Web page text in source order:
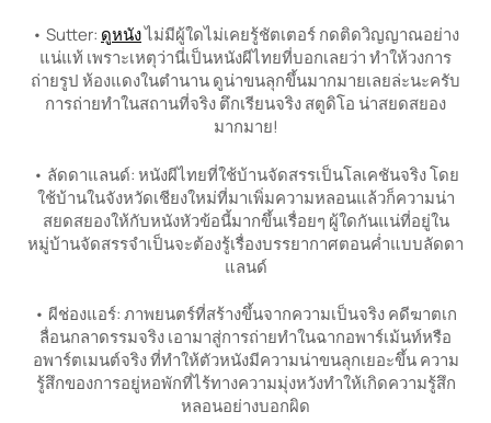
• Sutter: ดูหนังไม่มีผู้ใดไม่เคยรู้ชัตเตอร์ กดติดวิญญาณอย่าง
แน่แท้ เพราะเหตุว่านี่เป็นหนังผีไทยที่บอกเลยว่า ทำให้วงการ
ถ่ายรูป ห้องแดงในตำนาน ดูน่าขนลุกขึ้นมากมายเลยล่ะนะครับ
การถ่ายทำในสถานที่จริง ตึกเรียนจริง สตูดิโอ น่าสยดสยอง
มากมาย!
• ลัดดาแลนด์: หนังผีไทยที่ใช้บ้านจัดสรรเป็นโลเคชันจริง โดย
ใช้บ้านในจังหวัดเชียงใหม่ที่มาเพิ่มความหลอนแล้วก็ความน่า
สยดสยองให้กับหนังหัวข้อนี้มากขึ้นเรื่อยๆ ผู้ใดกันแน่ที่อยู่ใน
หมู่บ้านจัดสรรจำเป็นจะต้องรู้เรื่องบรรยากาศตอนค่ำแบบลัดดา
แลนด์
• ผีช่องแอร์: ภาพยนตร์ที่สร้างขึ้นจากความเป็นจริง คดีฆาตเก
ลื่อนกลาดรรมจริง เอามาสู่การถ่ายทำในฉากอพาร์เม้นท์หรือ
อพาร์ตเมนต์จริง ที่ทำให้ตัวหนังมีความน่าขนลุกเยอะขึ้น ความ
รู้สึกของการอยู่หอพักที่ไร้ทางความมุ่งหวังทำให้เกิดความรู้สึก
หลอนอย่างบอกผิด